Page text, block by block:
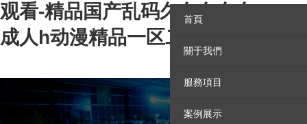
观看-精品国产乱码久久久久久108-
成人h动漫精品一区二区下载
首頁
關于我們
服務項目
案例展示